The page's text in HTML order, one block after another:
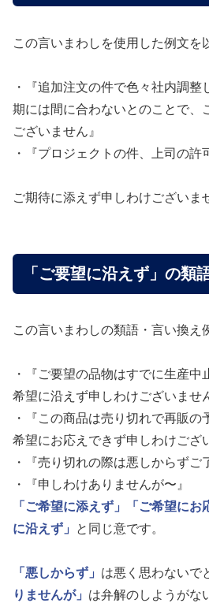
この言いまわしを使用した例文を
・『追加注文の件で色々社内調
期には間に合わないとのことで、
ございません』
・『プロジェクトの件、上司の許
ご期待に添えず申しわけございま
「ご要望に沿えず」の類
この言いまわしの類語・言い換え
・『ご要望の品物はすでに生産
希望に沿えず申しわけございませ
・『この商品は売り切れで再販
希望にお応えできず申しわけござ
・『売り切れの際は悪しからずご
・『申しわけありませんが〜』
「ご希望に添えず」
「ご希望にお
に沿えず」
と同じ意です。
「悪しからず」 は悪く思わないで
りませんが」 は弁解のしようがな